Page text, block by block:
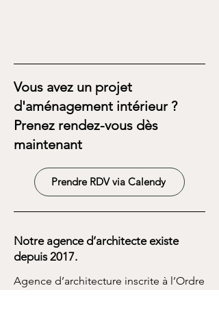
Vous avez un projet
d'aménagement intérieur ?
Prenez rendez-vous dès
maintenant
Prendre RDV via Calendy
Notre agence d’architecte existe
depuis 2017.
Agence d’architecture inscrite à l’Ordre